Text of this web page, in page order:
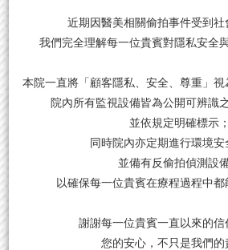
近期因醫美相關偷拍事件受到社
我們完全理解每一位貴賓對隱私安全
本院一直將「顧客隱私、安全、尊重」視
院內所有監視設備皆為公開可辨識
並依規定明確標示；
同時院內亦定期進行環境安
並備有反偷拍偵測設
以確保每一位貴賓在療程過程中都
謝謝每一位貴賓一直以來的信
您的安心，不只是我們的